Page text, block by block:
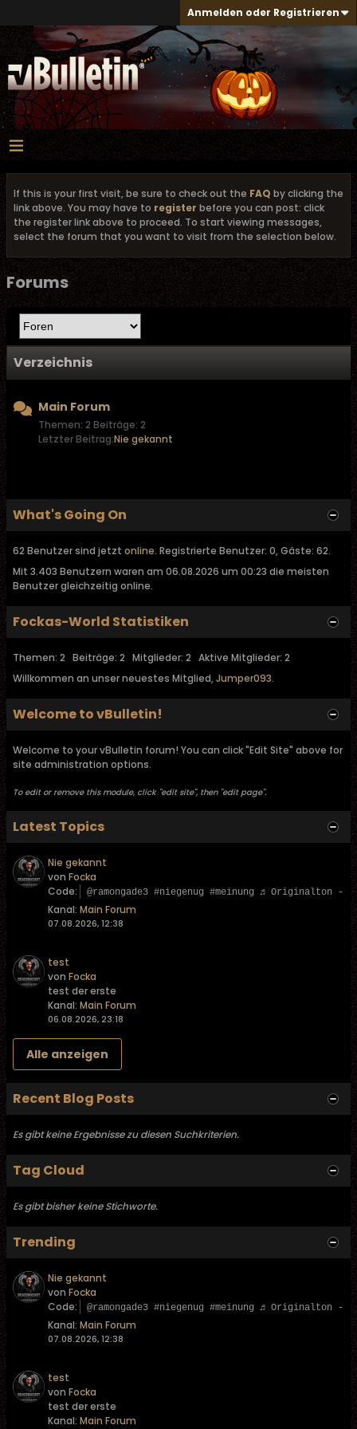
Anmelden oder Registrieren
If this is your first visit, be sure to check out the FAQ by clicking the
link above. You may have to register before you can post: click
the register link above to proceed. To start viewing messages,
select the forum that you want to visit from the selection below.
Forums
Verzeichnis
Main Forum
Themen: 2 Beiträge: 2
Letzter Beitrag:Nie gekannt
What's Going On
62 Benutzer sind jetzt online. Registrierte Benutzer: 0, Gäste: 62.
Mit 3.403 Benutzern waren am 06.08.2026 um 00:23 die meisten
Benutzer gleichzeitig online.
Fockas-World Statistiken
Themen: 2 Beiträge: 2 Mitglieder: 2 Aktive Mitglieder: 2
Willkommen an unser neuestes Mitglied,Jumper093.
Welcome to vBulletin!
Welcome to your vBulletin forum! You can click "Edit Site" above for
site administration options.
To edit or remove this module, click "edit site", then "edit page".
Latest Topics
Nie gekannt
von Focka
Code:
@ramongade3 #niegenug #meinung ♬ Originalton -
Kanal: Main Forum
07.08.2026, 12:38
test
von Focka
test der erste
Kanal: Main Forum
06.08.2026, 23:18
Alle anzeigen
Recent Blog Posts
Es gibt keine Ergebnisse zu diesen Suchkriterien.
Tag Cloud
Es gibt bisher keine Stichworte.
Trending
Nie gekannt
von Focka
Code:
@ramongade3 #niegenug #meinung ♬ Originalton -
Kanal: Main Forum
07.08.2026, 12:38
test
von Focka
test der erste
Kanal: Main Forum